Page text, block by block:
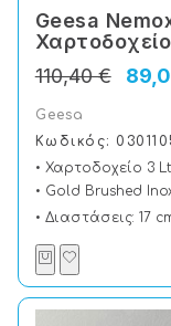
Geesa
110,40 €
Geesa
Κωδικός:
• Χαρτοδοχείο 3 Lt
• Gold Brushed
• Διαστάσεις: 17